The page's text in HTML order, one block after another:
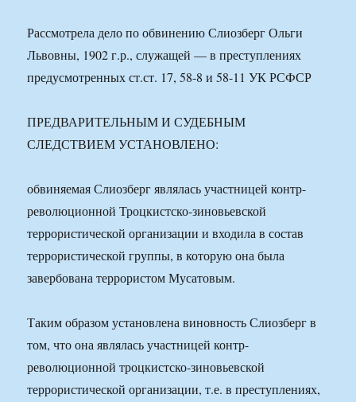
Рассмотрела дело по обвинению Слиозберг Ольги
Львовны, 1902 г.р., служащей — в преступлениях
предусмотренных ст.ст. 17, 58-8 и 58-11 УК РСФСР
ПРЕДВАРИТЕЛЬНЫМ И СУДЕБНЫМ
СЛЕДСТВИЕМ УСТАНОВЛЕНО:
обвиняемая Слиозберг являлась участницей контр-
революционной Троцкистско-зиновьевской
террористической организации и входила в состав
террористической группы, в которую она была
завербована террористом Мусатовым.
Таким образом установлена виновность Слиозберг в
том, что она являлась участницей контр-
революционной троцкистско-зиновьевской
террористической организации, т.е. в преступлениях,